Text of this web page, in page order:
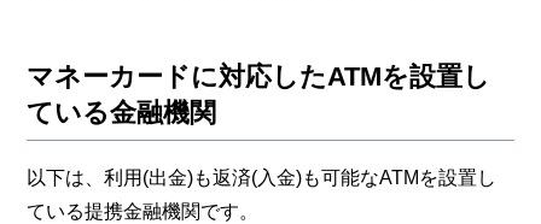
マネーカードに対応したATMを設置し
ている金融機関
以下は、利用(出金)も返済(入金)も可能なATMを設置し
ている提携金融機関です。